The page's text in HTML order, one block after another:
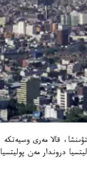
قالا مەرى وسيەتكە
دروندار مەن پوليتسيا